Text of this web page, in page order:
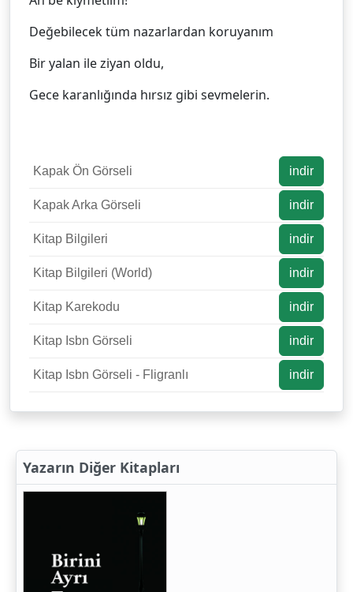
Değebilecek tüm nazarlardan koruyanım
Bir yalan ile ziyan oldu,
Gece karanlığında hırsız gibi sevmelerin.
Kapak Ön Görseli indir
Kapak Arka Görseli indir
Kitap Bilgileri indir
Kitap Bilgileri (World) indir
Kitap Karekodu indir
Kitap Isbn Görseli indir
Kitap Isbn Görseli - Fligranlı indir
Yazarın Diğer Kitapları